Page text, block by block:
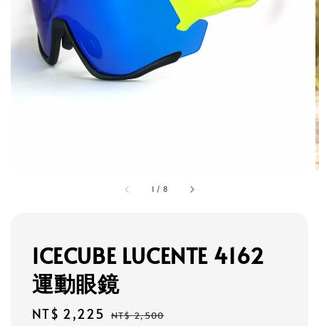
1 / 8
ICECUBE LUCENTE 4162
運動眼鏡
Sale
NT$ 2,225 Regular
NT$ 2,500